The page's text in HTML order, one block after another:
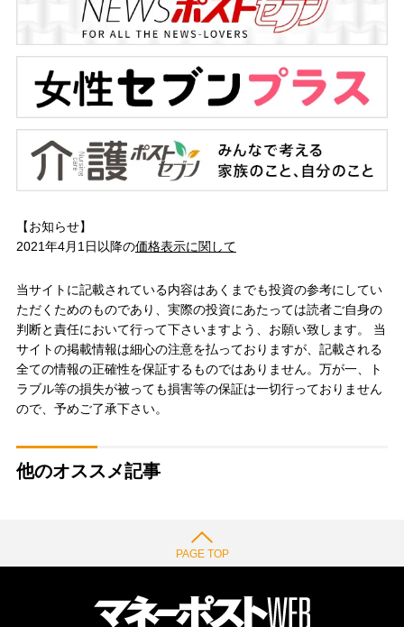
【お知らせ】
2021年4月1日以降の価格表示に関して
当サイトに記載されている内容はあくまでも投資の参考にしてい
ただくためのものであり、実際の投資にあたっては読者ご自身の
判断と責任において行って下さいますよう、お願い致します。 当
サイトの掲載情報は細心の注意を払っておりますが、記載される
全ての情報の正確性を保証するものではありません。万が一、ト
ラブル等の損失が被っても損害等の保証は一切行っておりません
ので、予めご了承下さい。
他のオススメ記事
PAGE TOP